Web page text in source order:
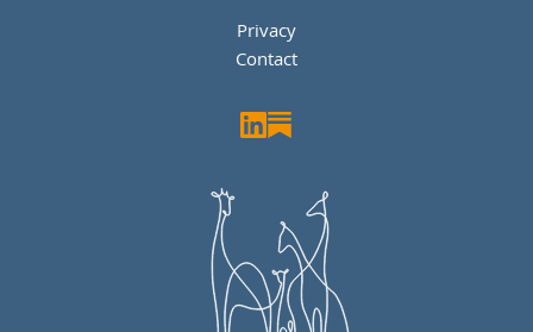
Privacy
Contact